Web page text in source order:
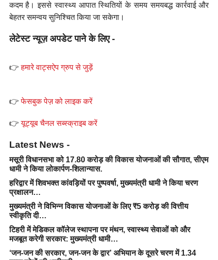
कदम है। इससे स्वास्थ्य आपात स्थितियों के समय समयबद्ध कार्रवाई और
बेहतर समन्वय सुनिश्चित किया जा सकेगा।
लेटेस्ट न्यूज़ अपडेट पाने के लिए -
👉हमारे वाट्सऐप ग्रुप से जुड़ें
👉फेसबुक पेज़ को लाइक करें
👉यूट्यूब चैनल सब्स्क्राइब करें
Latest News -
मसूरी विधानसभा को 17.80 करोड़ की विकास योजनाओं की सौगात, सीएम
धामी ने किया लोकार्पण-शिलान्यास.
हरिद्वार में शिवभक्त कांवड़ियों पर पुष्पवर्षा, मुख्यमंत्री धामी ने किया चरण
प्रक्षालन…
मुख्यमंत्री ने विभिन्न विकास योजनाओं के लिए ₹5 करोड़ की वित्तीय
स्वीकृति दी…
टिहरी में मेडिकल कॉलेज स्थापना पर मंथन, स्वास्थ्य सेवाओं को और
मजबूत करेगी सरकार: मुख्यमंत्री धामी…
‘जन-जन की सरकार, जन-जन के द्वार’ अभियान के दूसरे चरण में 1.34